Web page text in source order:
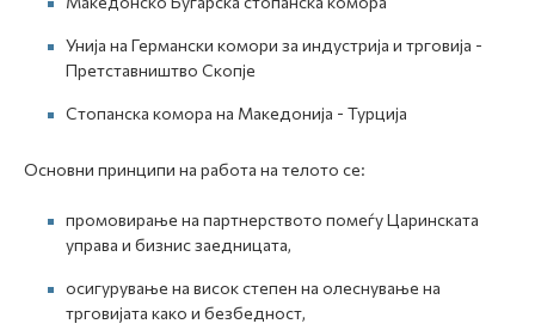
Унија на Германски комори за индустрија и трговија -
Претставништво Скопје
Стопанска комора на Македонија - Турција
Основни принципи на работа на телото се:
промовирање на партнерството помеѓу Царинската
управа и бизнис заедницата,
осигурување на висок степен на олеснување на
трговијата како и безбедност,